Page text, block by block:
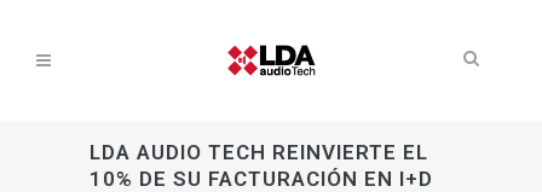
LDA AUDIO TECH REINVIERTE EL
10% DE SU FACTURACIÓN EN I+D